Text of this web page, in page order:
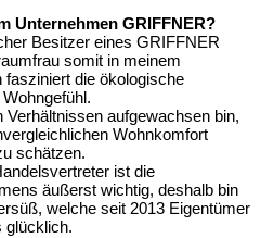
Unternehmen GRIFFNER?
Besitzer eines GRIFFNER
somit in meinem
die ökologische
aufgewachsen bin,
Wohnkomfort
schätzen.
ist die
äußerst wichtig, deshalb bin
welche seit 2013 Eigentümer
glücklich.